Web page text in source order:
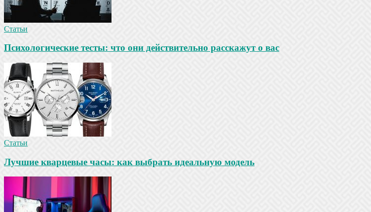
Статьи
Психологические тесты: что они действительно расскажут о вас
Статьи
Лучшие кварцевые часы: как выбрать идеальную модель